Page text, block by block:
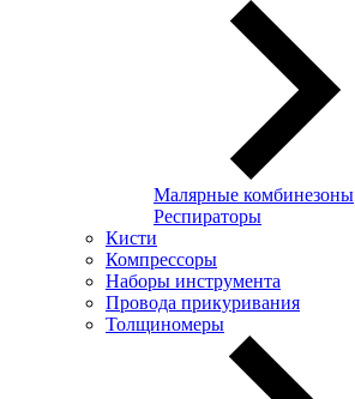
Малярные комбинезоны
Респираторы
Кисти
Компрессоры
Наборы инструмента
Провода прикуривания
Толщиномеры